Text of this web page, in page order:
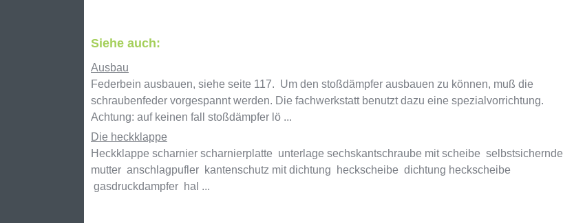
Siehe auch:
Ausbau
Federbein ausbauen, siehe seite 117. Um den stoßdämpfer ausbauen zu können, muß die
schraubenfeder vorgespannt werden. Die fachwerkstatt benutzt dazu eine spezialvorrichtung.
Achtung: auf keinen fall stoßdämpfer lö ...
Die heckklappe
Heckklappe scharnier scharnierplatte unterlage sechskantschraube mit scheibe selbstsichernde
mutter anschlagpufler kantenschutz mit dichtung heckscheibe dichtung heckscheibe
gasdruckdampfer hal ...